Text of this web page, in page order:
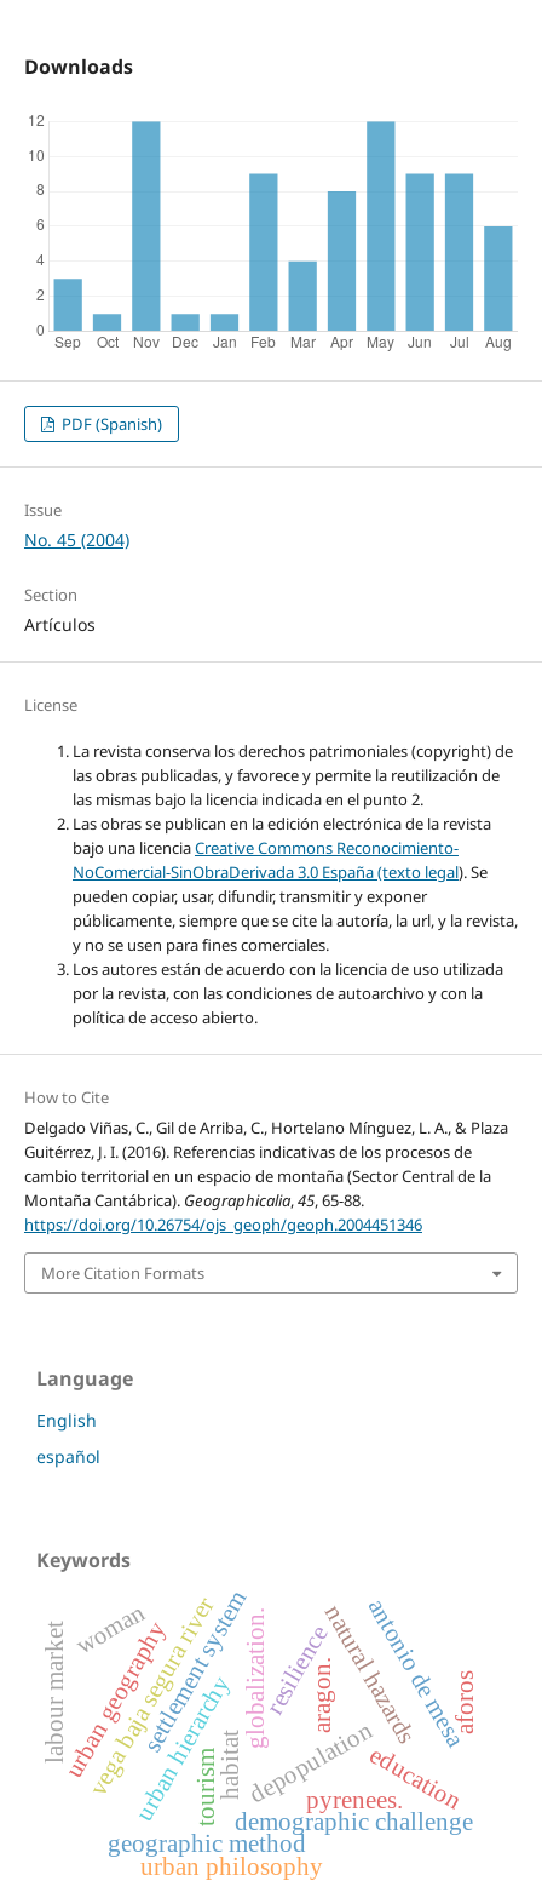
Downloads
PDF (Spanish)
Issue
No. 45 (2004)
Section
Artículos
License
La revista conserva los derechos patrimoniales (copyright) de
las obras publicadas, y favorece y permite la reutilización de
las mismas bajo la licencia indicada en el punto 2.
Las obras se publican en la edición electrónica de la revista
bajo una licenciaCreative Commons Reconocimiento-
NoComercial-SinObraDerivada 3.0 España (texto legal). Se
pueden copiar, usar, difundir, transmitir y exponer
públicamente, siempre que se cite la autoría, la url, y la revista,
y no se usen para fines comerciales.
Los autores están de acuerdo con la licencia de uso utilizada
por la revista, con las condiciones de autoarchivo y con la
política de acceso abierto.
How to Cite
Delgado Viñas, C., Gil de Arriba, C., Hortelano Mínguez, L. A., & Plaza
Guitérrez, J. I. (2016). Referencias indicativas de los procesos de
cambio territorial en un espacio de montaña (Sector Central de la
Montaña Cantábrica). Geographicalia,45, 65-88.
https://doi.org/10.26754/ojs_geoph/geoph.2004451346
More Citation Formats
Language
English
español
Keywords
demographic challenge
habitatdepopulation
urban hierarchy
settlement system
education
vega baja segura river natural hazards
resilience
urban geography
geographic method
urban philosophy
globalization. aragon. antonio de mesa
aforos
woman
labour market
tourism pyrenees.